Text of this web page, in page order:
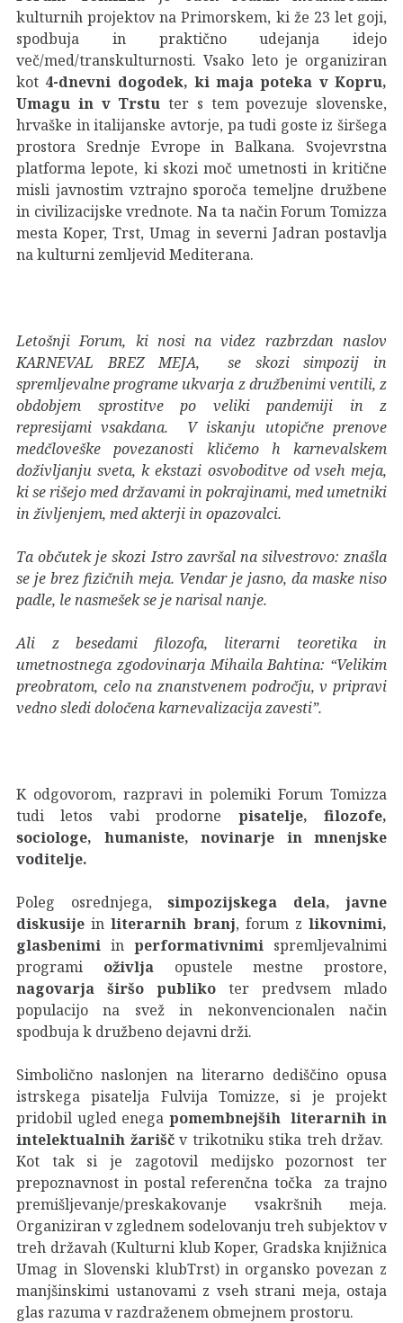
kulturnih projektov na Primorskem, ki že 23 let goji,
spodbuja in praktično udejanja idejo
več/med/transkulturnosti. Vsako leto je organiziran
kot 4-dnevni dogodek, ki maja poteka v Kopru,
Umagu in v Trstu ter s tem povezuje slovenske,
hrvaške in italijanske avtorje, pa tudi goste iz širšega
prostora Srednje Evrope in Balkana. Svojevrstna
platforma lepote, ki skozi moč umetnosti in kritične
misli javnostim vztrajno sporoča temeljne družbene
in civilizacijske vrednote. Na ta način Forum Tomizza
mesta Koper, Trst, Umag in severni Jadran postavlja
na kulturni zemljevid Mediterana.
Letošnji Forum, ki nosi na videz razbrzdan naslov
KARNEVAL BREZ MEJA, se skozi simpozij in
spremljevalne programe ukvarja z družbenimi ventili, z
obdobjem sprostitve po veliki pandemiji in z
represijami vsakdana. V iskanju utopične prenove
medčloveške povezanosti kličemo h karnevalskem
doživljanju sveta, k ekstazi osvoboditve od vseh meja,
ki se rišejo med državami in pokrajinami, med umetniki
in življenjem, med akterji in opazovalci.
Ta občutek je skozi Istro završal na silvestrovo: znašla
se je brez fizičnih meja. Vendar je jasno, da maske niso
padle, le nasmešek se je narisal nanje.
Ali z besedami filozofa, literarni teoretika in
umetnostnega zgodovinarja Mihaila Bahtina: “Velikim
preobratom, celo na znanstvenem področju, v pripravi
vedno sledi določena karnevalizacija zavesti”.
K odgovorom, razpravi in polemiki Forum Tomizza
tudi letos vabi prodorne pisatelje, filozofe,
sociologe, humaniste, novinarje in mnenjske
voditelje.
Poleg osrednjega, simpozijskega dela, javne
diskusije inliterarnih branj, forum zlikovnimi,
glasbenimi in performativnimi spremljevalnimi
programi oživlja opustele mestne prostore,
nagovarja širšo publiko ter predvsem mlado
populacijo na svež in nekonvencionalen način
spodbuja k družbeno dejavni drži.
Simbolično naslonjen na literarno dediščino opusa
istrskega pisatelja Fulvija Tomizze, si je projekt
pridobil ugled enega pomembnejših literarnih in
intelektualnih žarišč v trikotniku stika treh držav.
Kot tak si je zagotovil medijsko pozornost ter
prepoznavnost in postal referenčna točka za trajno
premišljevanje/preskakovanje vsakršnih meja.
Organiziran v zglednem sodelovanju treh subjektov v
treh državah (Kulturni klub Koper, Gradska knjižnica
Umag in Slovenski klubTrst) in organsko povezan z
manjšinskimi ustanovami z vseh strani meja, ostaja
glas razuma v razdraženem obmejnem prostoru.